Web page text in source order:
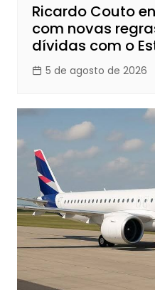
Ricardo Couto
com novas
dívidas com o
5 de agosto de 2026